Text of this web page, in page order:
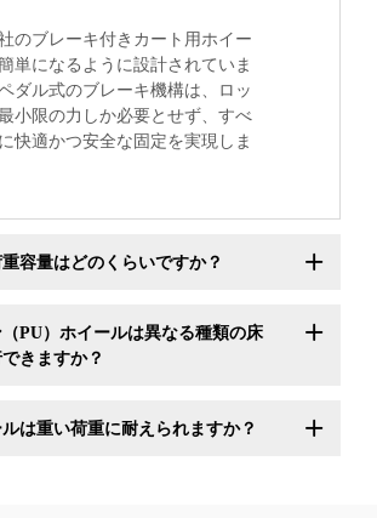
のブレーキ付きカート用ホイー
単になるように設計されていま
ダル式のブレーキ機構は、ロッ
小限の力しか必要とせず、すべ
快適かつ安全な固定を実現しま
容量はどのくらいですか？
PU）ホイールは異なる種類の床
きますか？
は重い荷重に耐えられますか？